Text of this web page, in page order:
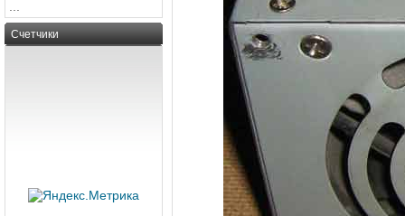
Счетчики